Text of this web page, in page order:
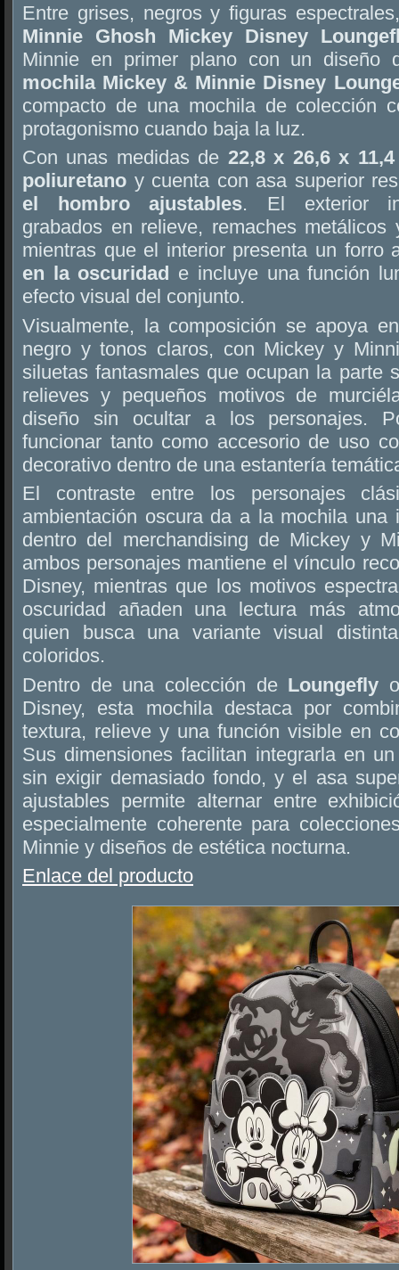
Entre grises, negros y figuras
Minnie Ghosh Mickey Disney
Minnie en primer plano con un diseño
mochila Mickey & Minnie Disney
compacto de una mochila de colección
protagonismo cuando baja la luz.
Con unas medidas de 22,8 x 26,6 x
poliuretano y cuenta con asa superior
el hombro ajustables. El exterior
grabados en relieve, remaches metálicos
mientras que el interior presenta un forro
en la oscuridad e incluye una función
efecto visual del conjunto.
Visualmente, la composición se apoya
negro y tonos claros, con Mickey y
siluetas fantasmales que ocupan la parte
relieves y pequeños motivos de
diseño sin ocultar a los personajes.
funcionar tanto como accesorio de uso
decorativo dentro de una estantería
El contraste entre los personajes
ambientación oscura da a la mochila una
dentro del merchandising de Mickey y
ambos personajes mantiene el vínculo
Disney, mientras que los motivos
oscuridad añaden una lectura más
quien busca una variante visual
coloridos.
Dentro de una colección de Loungefly
Disney, esta mochila destaca por
textura, relieve y una función visible en
Sus dimensiones facilitan integrarla en
sin exigir demasiado fondo, y el asa
ajustables permite alternar entre
especialmente coherente para
Minnie y diseños de estética nocturna.
Enlace del producto